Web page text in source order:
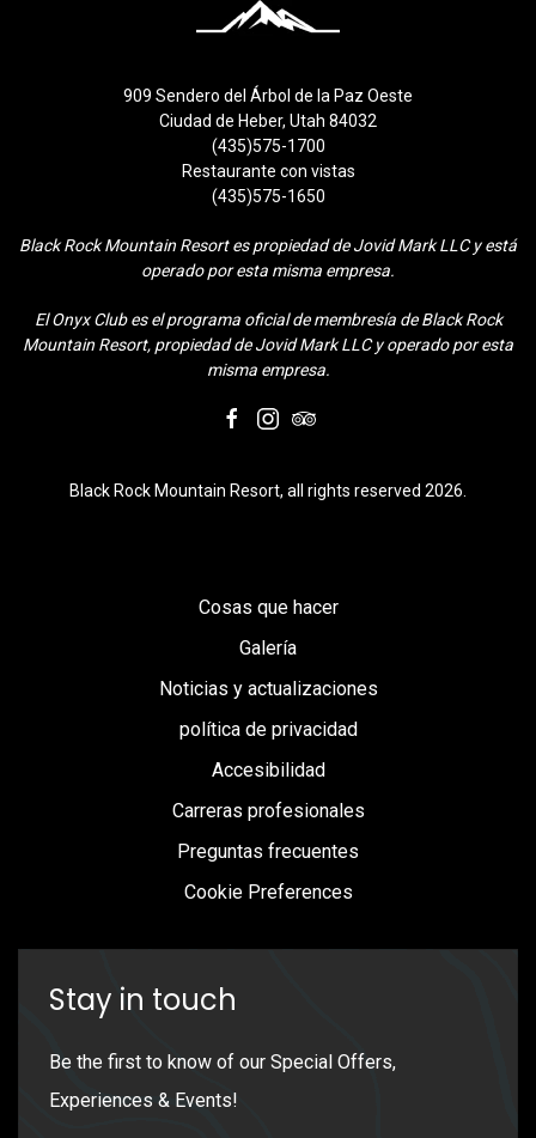
909 Sendero del Árbol de la Paz Oeste
Ciudad de Heber, Utah 84032
(435)575-1700
Restaurante con vistas
(435)575-1650
Black Rock Mountain Resort es propiedad de Jovid Mark LLC y está
operado por esta misma empresa.
El Onyx Club es el programa oficial de membresía de Black Rock
Mountain Resort, propiedad de Jovid Mark LLC y operado por esta
misma empresa.
facebookinstagramtripadvisor
Black Rock Mountain Resort, all rights reserved 2026.
Cosas que hacer
Galería
Noticias y actualizaciones
política de privacidad
Accesibilidad
Carreras profesionales
Preguntas frecuentes
Cookie Preferences
Stay in touch
Be the first to know of our Special Offers,
Experiences & Events!